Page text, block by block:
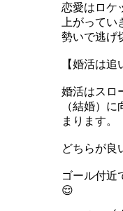
恋愛はロケ
上がって
勢いで逃げ
【婚活は追
婚活はスロ
（結婚）
まります。
どちらが良
ゴール付近
😌